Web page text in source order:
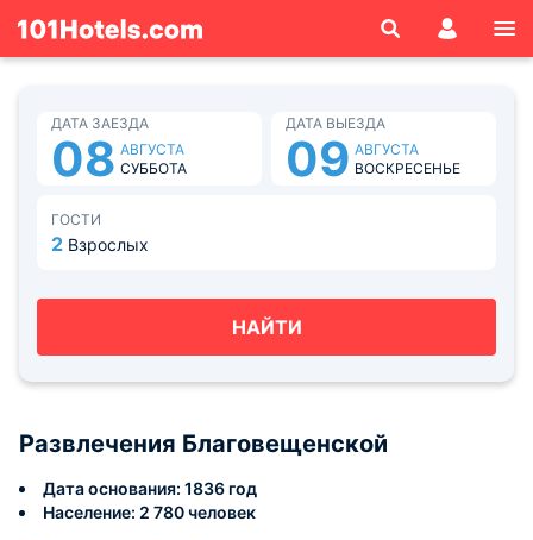
ДАТА ЗАЕЗДА
08 АВГУСТА
СУББОТА
ДАТА ВЫЕЗДА
09 АВГУСТА
ВОСКРЕСЕНЬЕ
ГОСТИ
2 Взрослых
НАЙТИ
Развлечения Благовещенской
Дата основания: 1836 год
Население: 2 780 человек